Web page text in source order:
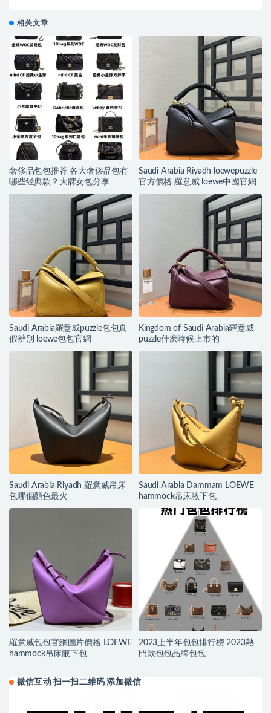
相关文章
奢侈品包包推荐 各大奢侈品包有
哪些经典款？大牌女包分享
Saudi Arabia Riyadh loewepuzzle
官方價格 羅意威 loewe中國官網
Saudi Arabia羅意威puzzle包包真
假辨別 loewe包包官網
Kingdom of Saudi Arabia羅意威
puzzle什麽時候上市的
Saudi Arabia Riyadh 羅意威吊床
包哪個顏色最火
Saudi Arabia Dammam LOEWE
hammock吊床腋下包
羅意威包包官網圖片價格 LOEWE
hammock吊床腋下包
2023上半年包包排行榜 2023熱
門款包包品牌包包
微信互动 扫一扫二维码 添加微信